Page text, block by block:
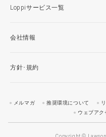
Loppiサービス一覧
会社情報
方針･規約
メルマガ 推奨環境について
ウェブアク